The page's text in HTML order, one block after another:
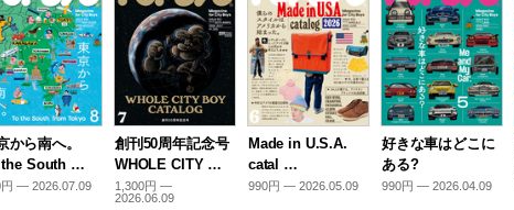
から南へ。
the South …
円 — 2026.07.09
創刊50周年記念号
WHOLE CITY …
1,300円 —
2026.06.09
Made in U.S.A.
catal …
990円 — 2026.05.09
好きな車はどこに
ある?
990円 — 2026.04.09